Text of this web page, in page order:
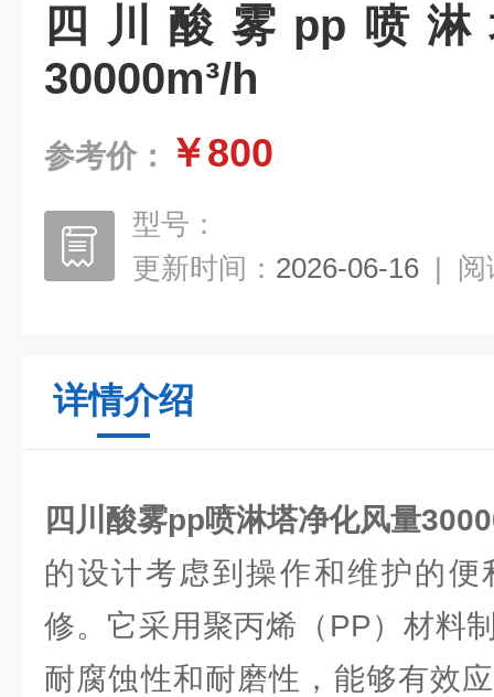
四川酸雾pp喷
30000m³/h
参考价： ￥800
型号：
更新时间： 2026-06-16 | 阅
详情介绍
四川酸雾pp喷淋塔净化风量
的设计考虑到操作和维护的
修。它采用聚丙烯（PP）材料
耐腐蚀性和耐磨性，能够有效